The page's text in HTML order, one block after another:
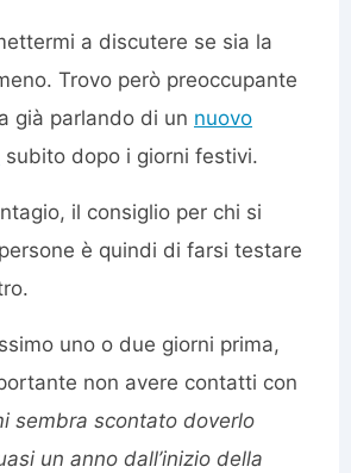
a discutere se sia la
Trovo però preoccupante
già parlando di un nuovo
subito dopo i giorni festivi.
il consiglio per chi si
è quindi di farsi testare
uno o due giorni prima,
non avere contatti con
sembra scontato doverlo
un anno dall’inizio della